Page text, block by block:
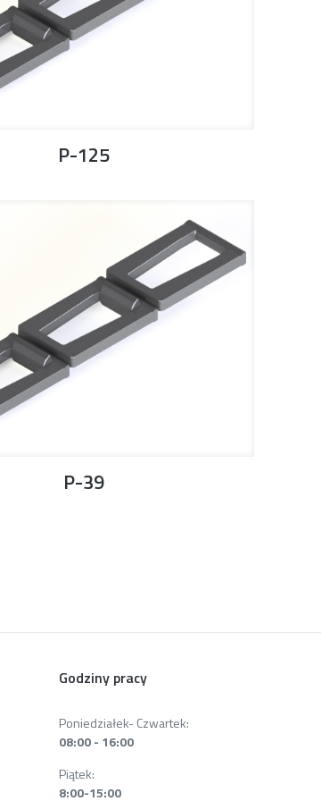
P-125
P-39
Godziny pracy
Poniedziałek- Czwartek:
08:00 - 16:00
Piątek:
8:00-15:00